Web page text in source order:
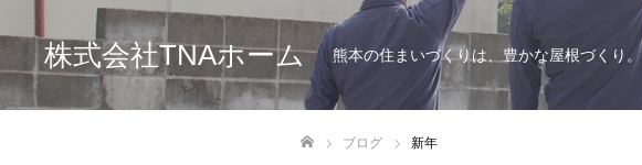
株式会社TNAホーム 熊本の住まいづくりは、豊かな屋根づくり。
ブログ 新年